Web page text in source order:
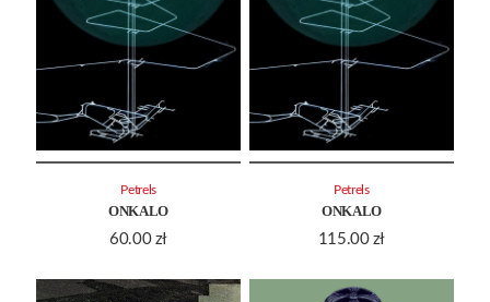
ONKALO
60.00 zł
Petrels
ONKALO
115.00 zł
Petrels